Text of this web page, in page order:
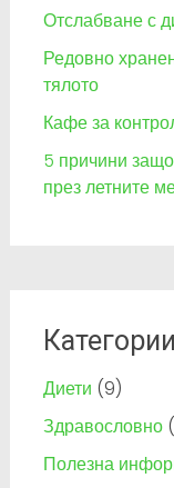
Отслабване с
Редовно
тялото
Кафе за
5 причини
през летните
Категории
Диети (9)
Здравословно
Полезна